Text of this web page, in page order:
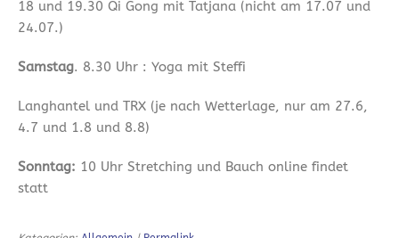
18 und 19.30 Qi Gong mit Tatjana (nicht am 17.07 und
24.07.)
Samstag. 8.30 Uhr : Yoga mit Steffi
Langhantel und TRX (je nach Wetterlage, nur am 27.6,
4.7 und 1.8 und 8.8)
Sonntag: 10 Uhr Stretching und Bauch online findet
statt